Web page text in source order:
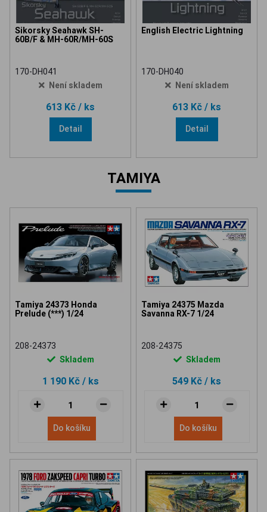
Sikorsky Seahawk SH-
60B/F & MH-60R/MH-60S
170-DH041
Není skladem
613 Kč / ks
Detail
English Electric Lightning
170-DH040
Není skladem
613 Kč / ks
Detail
TAMIYA
Tamiya 24373 Honda
Prelude (***) 1/24
208-24373
Skladem
1 190 Kč / ks
Do košíku
Tamiya 24375 Mazda
Savanna RX-7 1/24
208-24375
Skladem
549 Kč / ks
Do košíku